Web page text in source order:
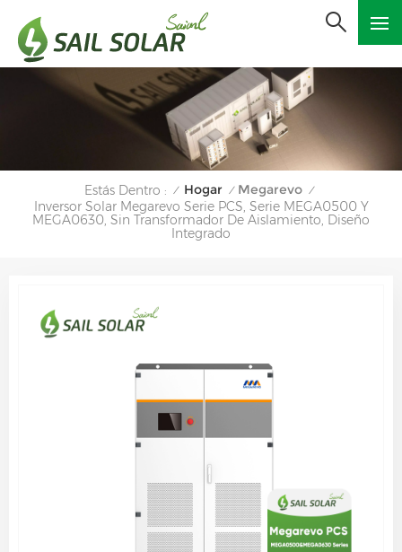
Estás Dentro : / Hogar / Megarevo /
Inversor Solar Megarevo Serie PCS, Serie MEGA0500 Y
MEGA0630, Sin Transformador De Aislamiento, Diseño
Integrado